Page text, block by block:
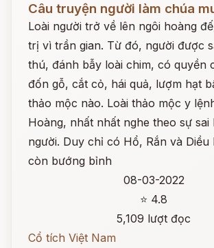
Câu truyện người làm chúa
Loài người trở về lên ngôi hoàng
trị vì trần gian. Từ đó, người được
thú, đánh bẫy loài chim, có quyền
đốn gỗ, cắt cỏ, hái quả, lượm hạt
thảo mộc nào. Loài thảo mộc y
Hoàng, nhất nhất nghe theo sự sai
người. Duy chỉ có Hổ, Rắn và Diều
còn bướng bỉnh
08-03-2022
⭐ 4.8
5,109 lượt đọc
Cổ tích Việt Nam